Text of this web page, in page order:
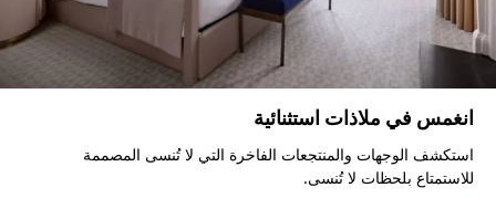
انغمس في ملاذات استثنائية
استكشف الوجهات والمنتجعات الفاخرة التي لا تُنسى المصممة
للاستمتاع بلحظات لا تُنسى.